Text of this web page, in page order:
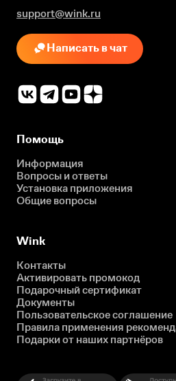
support@wink.ru
Написать в чат
Помощь
Информация
Вопросы и ответы
Установка приложения
Общие вопросы
Wink
Контакты
Активировать промокод
Подарочный сертификат
Документы
Пользовательское соглашение
Правила применения
Подарки от наших партнёров